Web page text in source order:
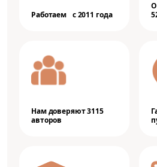
Работаем с 2011 года
Нам доверяют 3115
авторов